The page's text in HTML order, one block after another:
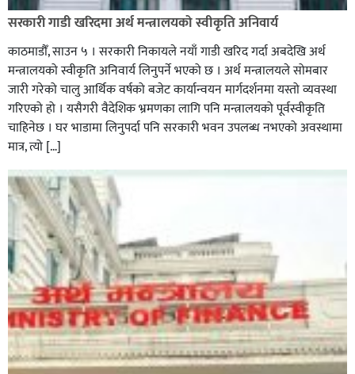
सरकारी गाडी खरिदमा अर्थ मन्त्रालयको स्वीकृति अनिवार्य
काठमाडौँ, साउन ५ । सरकारी निकायले नयाँ गाडी खरिद गर्दा अबदेखि अर्थ
मन्त्रालयको स्वीकृति अनिवार्य लिनुपर्ने भएको छ । अर्थ मन्त्रालयले सोमबार
जारी गरेको चालु आर्थिक वर्षको बजेट कार्यान्वयन मार्गदर्शनमा यस्तो व्यवस्था
गरिएको हो । यसैगरी वैदेशिक भ्रमणका लागि पनि मन्त्रालयको पूर्वस्वीकृति
चाहिनेछ । घर भाडामा लिनुपर्दा पनि सरकारी भवन उपलब्ध नभएको अवस्थामा
मात्र, त्यो […]